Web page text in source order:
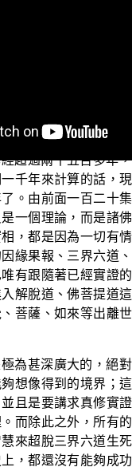
與抉擇。
超過兩千五百多年
千年來計算的話，
。由前面一百二十
一個理論，而是諸
，都是因為一切有
緣果報、三界六道
有跟隨著已經實證
解脫道、佛菩提道
菩薩、如來等出離
為甚深廣大的，絕
想像得到的境界；
且是要講求真修實
而除此之外，所有
來超脫三界六道生
，都還沒有能夠成